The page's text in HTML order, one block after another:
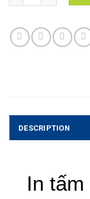
DESCRIPTION
In